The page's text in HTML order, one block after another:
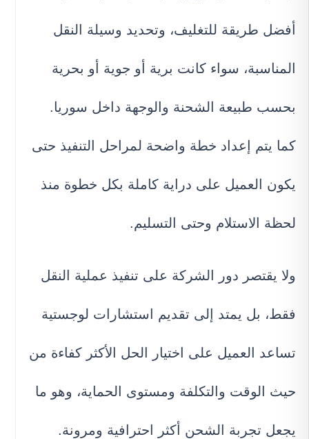
أفضل طريقة للتغليف، وتحديد وسيلة النقل
المناسبة، سواء كانت برية أو جوية أو بحرية
بحسب طبيعة الشحنة والوجهة داخل سوريا.
كما يتم إعداد خطة واضحة لمراحل التنفيذ حتى
يكون العميل على دراية كاملة بكل خطوة منذ
لحظة الاستلام وحتى التسليم.
ولا يقتصر دور الشركة على تنفيذ عملية النقل
فقط، بل يمتد إلى تقديم استشارات لوجستية
تساعد العميل على اختيار الحل الأكثر كفاءة من
حيث الوقت والتكلفة ومستوى الحماية، وهو ما
يجعل تجربة الشحن أكثر احترافية ومرونة.